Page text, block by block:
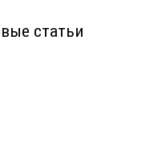
статьи